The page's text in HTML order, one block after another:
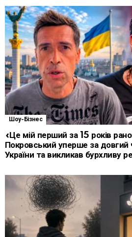
Шоу-Бізнес
«Це мій перший за 15 років
Покровський уперше за довгий
України та викликав бурхливу